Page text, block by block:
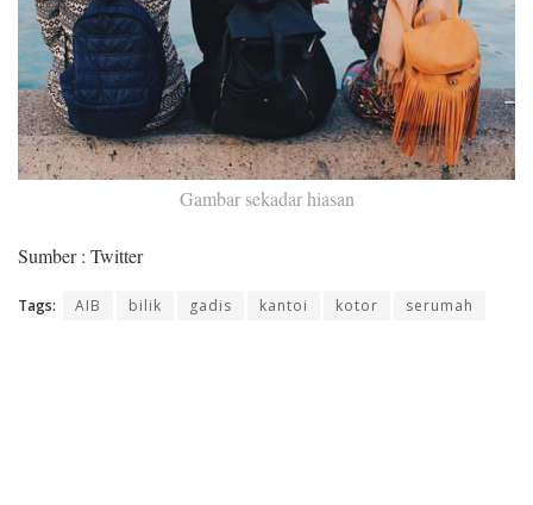
Gambar sekadar hiasan
Sumber : Twitter
Tags: AIB bilik gadis kantoi kotor serumah